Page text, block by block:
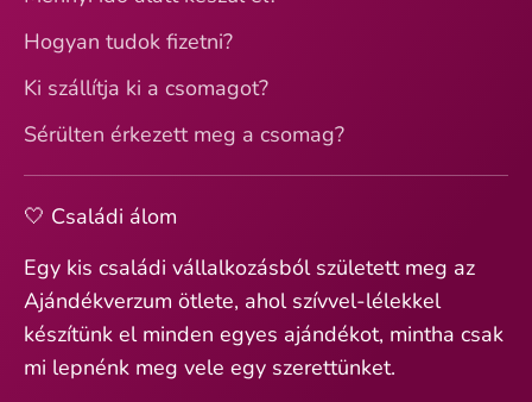
Hogyan tudok fizetni?
Ki szállítja ki a csomagot?
Sérülten érkezett meg a csomag?
🤍 Családi álom
Egy kis családi vállalkozásból született meg az
Ajándékverzum ötlete, ahol szívvel-lélekkel
készítünk el minden egyes ajándékot, mintha csak
mi lepnénk meg vele egy szerettünket.